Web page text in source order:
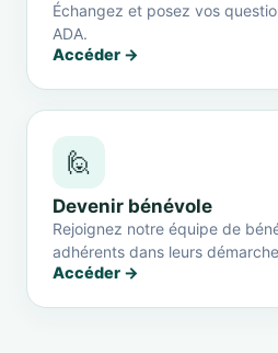
Échangez et posez vos
ADA.
Accéder →
🙋
Devenir bénévole
Rejoignez notre équipe de
adhérents dans leurs
Accéder →